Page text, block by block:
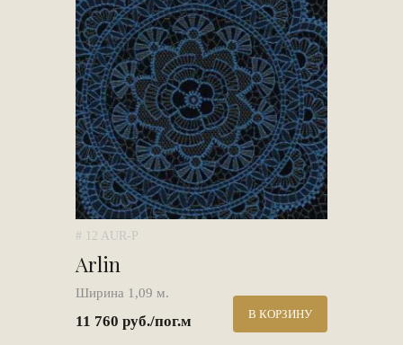
# 12 AUR-P
Arlin
Ширина 1,09 м.
11 760 руб./пог.м В КОРЗИНУ